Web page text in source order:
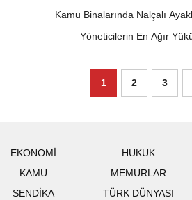
Kamu Binalarında Nalçalı
Yöneticilerin En Ağır
1 2 3
EKONOMİ
HUKUK
KAMU
MEMURLAR
SENDİKA
TÜRK DÜNYASI